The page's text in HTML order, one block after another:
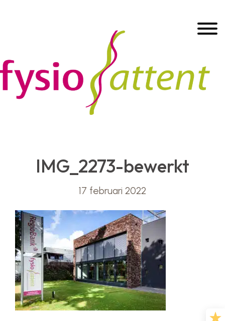
inhoud
IMG_2273-bewerkt
17 februari 2022